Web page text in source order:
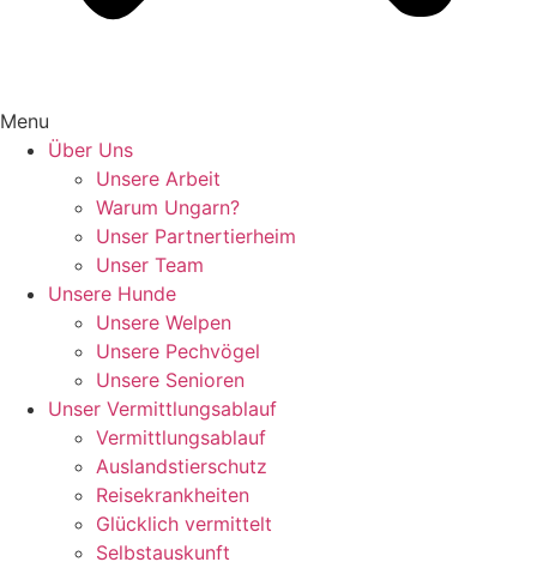
Menu
Über Uns
Unsere Arbeit
Warum Ungarn?
Unser Partnertierheim
Unser Team
Unsere Hunde
Unsere Welpen
Unsere Pechvögel
Unsere Senioren
Unser Vermittlungsablauf
Vermittlungsablauf
Auslandstierschutz
Reisekrankheiten
Glücklich vermittelt
Selbstauskunft